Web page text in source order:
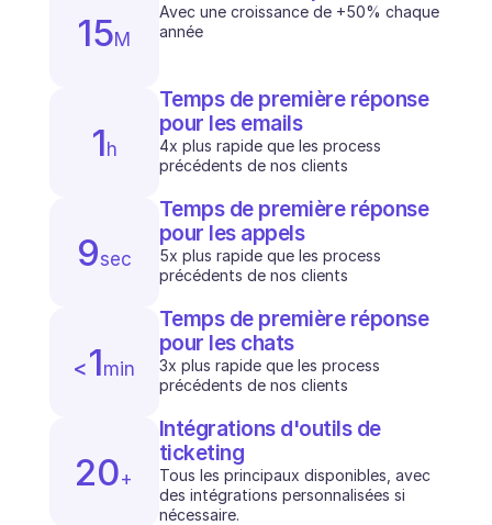
15M
Avec une croissance de +50% chaque
année
1h
Temps de première réponse
pour les emails
4x plus rapide que les process
précédents de nos clients
9sec
Temps de première réponse
pour les appels
5x plus rapide que les process
précédents de nos clients
<1min
Temps de première réponse
pour les chats
3x plus rapide que les process
précédents de nos clients
20+
Intégrations d'outils de
ticketing
Tous les principaux disponibles, avec
des intégrations personnalisées si
nécessaire.